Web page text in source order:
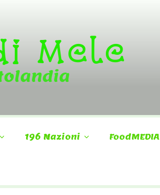
Mele
196 Nazioni FoodMEDIA